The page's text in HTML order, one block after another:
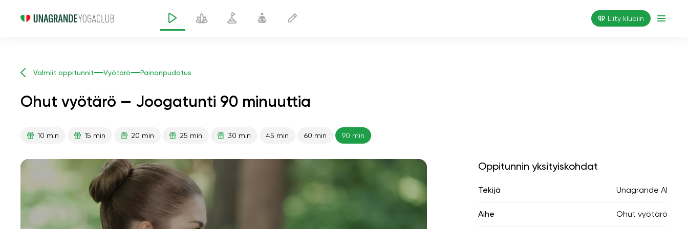
Liity klubiin
Valmiit oppitunnit Vyötärö Painonpudotus
Ohut vyötärö — Joogatunti 90 minuuttia
10 min 15 min 20 min 25 min 30 min 45 min 60 min 90 min
Oppitunnin yksityiskohdat
Tekijä Unagrande AI
Aihe Ohut vyötärö